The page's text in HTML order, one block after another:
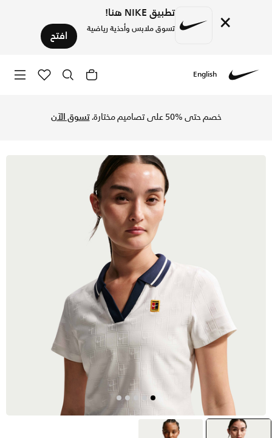
× تطبيق NIKE هنا!
تسوق ملابس وأحذية رياضية افتح
English
خصم حتى %50 على تصاميم مختارة. تسوق الآن